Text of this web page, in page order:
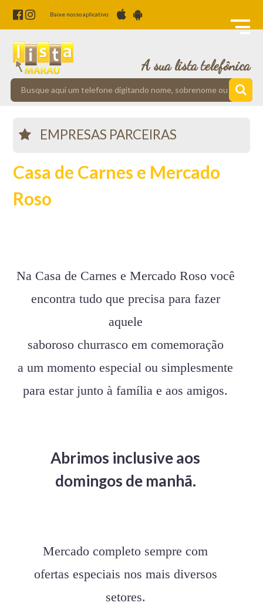
Baixe nosso aplicativo:
A sua lista telefônica
EMPRESAS PARCEIRAS
Casa de Carnes e Mercado
Roso
Na Casa de Carnes e Mercado Roso você
encontra tudo que precisa para fazer
aquele
saboroso churrasco em comemoração
a um momento especial ou simplesmente
para estar junto à família e aos amigos.
Abrimos inclusive aos
domingos de manhã.
Mercado completo sempre com
ofertas especiais nos mais diversos
setores.